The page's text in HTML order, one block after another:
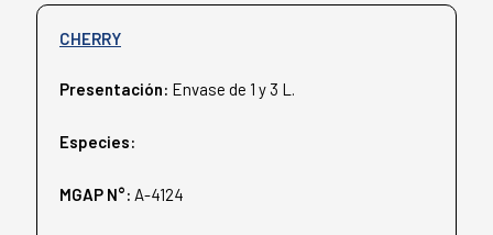
CHERRY
Presentación: Envase de 1 y 3 L.
Especies:
MGAP N°: A-4124